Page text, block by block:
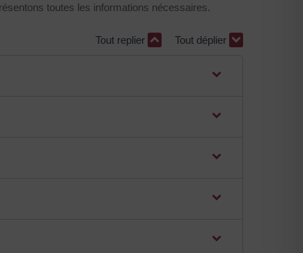
toutes les informations nécessaires.
Tout replier Tout déplier